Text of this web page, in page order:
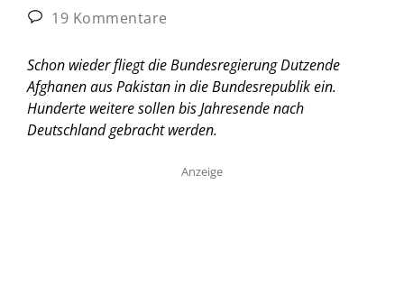
19 Kommentare
Schon wieder fliegt die Bundesregierung Dutzende
Afghanen aus Pakistan in die Bundesrepublik ein.
Hunderte weitere sollen bis Jahresende nach
Deutschland gebracht werden.
Anzeige